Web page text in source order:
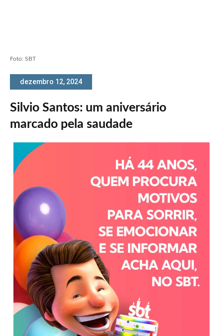
Foto: SBT
dezembro 12, 2024
Silvio Santos: um aniversário
marcado pela saudade